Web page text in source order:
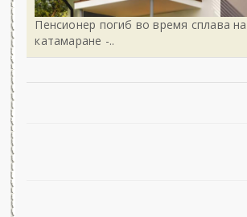
Пенсионер погиб во время сплава на
катамаране -..